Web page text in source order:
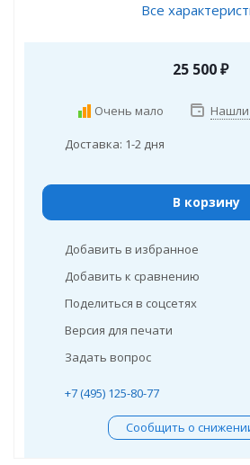
Все
25 500₽
Очень мало
Доставка: 1-2 дня
В корзину
Добавить в избранное
Добавить к сравнению
Поделиться в соцсетях
Версия для печати
Задать вопрос
+7 (495) 125-80-77
Сообщить о